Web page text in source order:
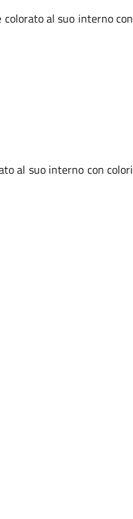
colorato al suo interno con
al suo interno con colori